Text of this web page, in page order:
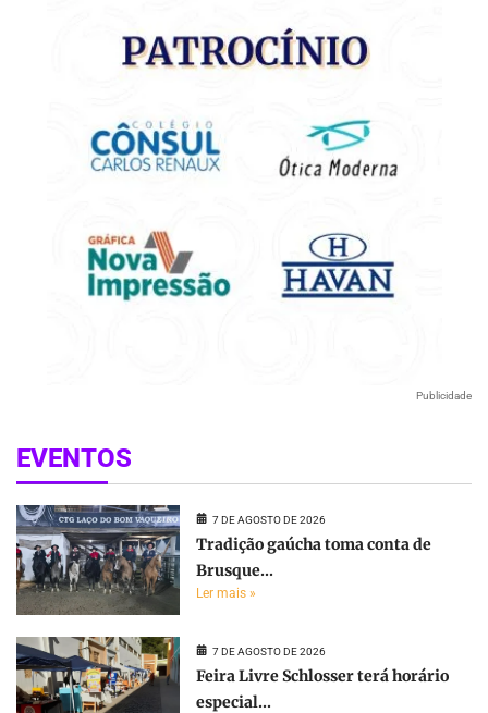
Publicidade
EVENTOS
7 DE AGOSTO DE 2026
Tradição gaúcha toma conta de
Brusque...
Ler mais »
7 DE AGOSTO DE 2026
Feira Livre Schlosser terá horário
especial...